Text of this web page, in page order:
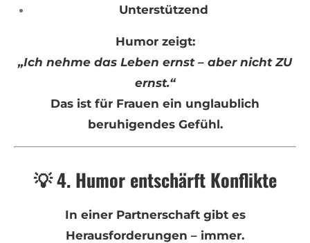
Unterstützend
Humor zeigt:
„Ich nehme das Leben ernst – aber nicht ZU
ernst.“
Das ist für Frauen ein unglaublich
beruhigendes Gefühl.
💡 4. Humor entschärft Konflikte
In einer Partnerschaft gibt es
Herausforderungen – immer.